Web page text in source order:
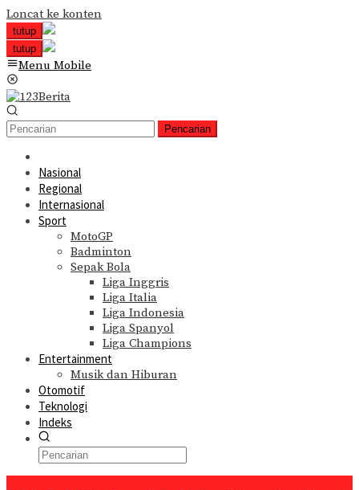
Loncat ke konten
tutup
tutup
Menu Mobile
Pencarian
Nasional
Regional
Internasional
Sport
MotoGP
Badminton
Sepak Bola
Liga Inggris
Liga Italia
Liga Indonesia
Liga Spanyol
Liga Champions
Entertainment
Musik dan Hiburan
Otomotif
Teknologi
Indeks